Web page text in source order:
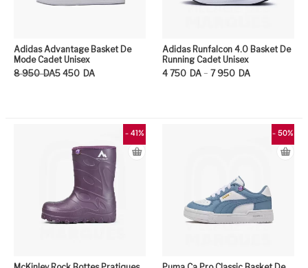
Adidas Advantage Basket De
Mode Cadet Unisex
8 950 DA
Le prix initial était : 8 950DA.
5 450 DA
Le prix actuel est : 5 450DA.
Adidas Runfalcon 4.0 Basket De
Running Cadet Unisex
4 750 DA – 7 950 DA
Plage de prix : 4 750DA à 7 950DA
- 41% - 50%